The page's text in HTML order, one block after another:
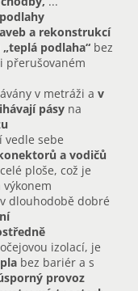
a rekonstrukcí
podlaha“ bez
přerušovaném
v metráži a v
pásy na
vedle sebe
a vodičů
ploše, což je
dlouhodobě dobré
izolací, je
bez bariér a s
provoz